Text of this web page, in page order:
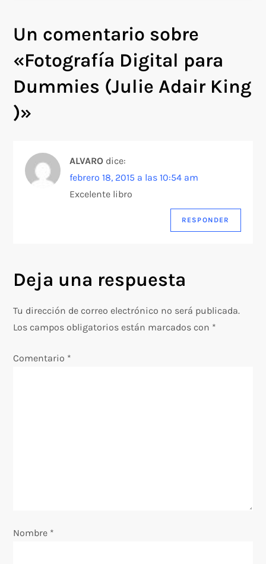
e
g
a
c
ó
e
n
Un comentario sobre
«Fotografía Digital para
Dummies (Julie Adair King
)»
ALVARO dice:
febrero 18, 2015 a las 10:54 am
Excelente libro
RESPONDER
Deja una respuesta
Tu dirección de correo electrónico no será publicada.
Los campos obligatorios están marcados con *
Comentario *
Nombre *